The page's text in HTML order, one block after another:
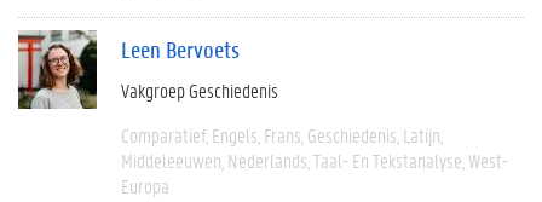
Leen Bervoets
Vakgroep Geschiedenis
Comparatief Engels Frans Geschiedenis Latijn
Middeleeuwen Nederlands Taal- En Tekstanalyse West-
Europa